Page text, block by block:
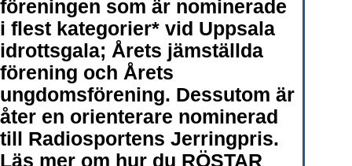
föreningen som är nominerade
i flest kategorier* vid Uppsala
idrottsgala; Årets jämställda
förening och Årets
ungdomsförening. Dessutom är
åter en orienterare nominerad
till Radiosportens Jerringpris.
Läs mer om hur du RÖSTAR